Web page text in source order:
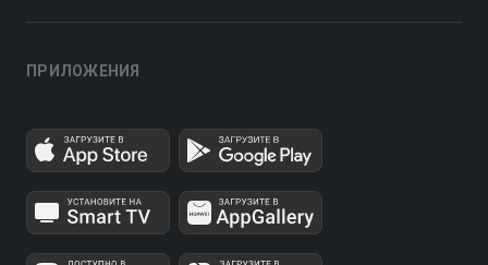
ПРИЛОЖЕНИЯ